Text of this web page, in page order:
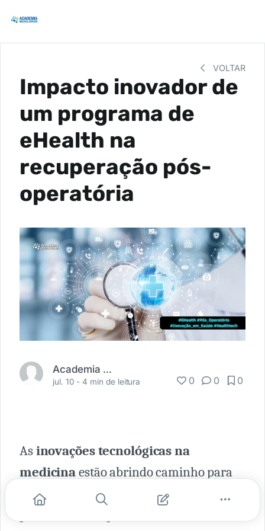
VOLTAR
Impacto inovador de
um programa de
eHealth na
recuperação pós-
operatória
Academia Médica
jul. 10 -4 min de leitura 0 0 0
Asinovações tecnológicas na
medicinaestão abrindo caminho para
intervenções mais eficazes e